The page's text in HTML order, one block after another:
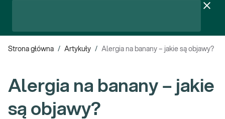
Strona główna / Artykuły / Alergia na banany – jakie są objawy?
Alergia na banany – jakie
są objawy?